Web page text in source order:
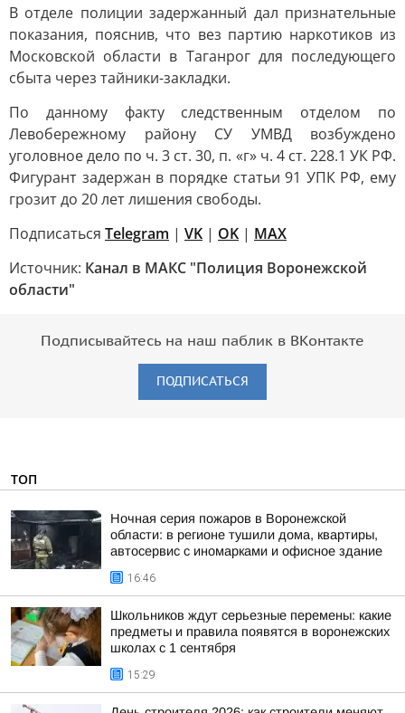
В отделе полиции задержанный дал признательные
показания, пояснив, что вез партию наркотиков из
Московской области в Таганрог для последующего
сбыта через тайники-закладки.
По данному факту следственным отделом по
Левобережному району СУ УМВД возбуждено
уголовное дело по ч. 3 ст. 30, п. «г» ч. 4 ст. 228.1 УК РФ.
Фигурант задержан в порядке статьи 91 УПК РФ, ему
грозит до 20 лет лишения свободы.
Подписаться Telegram | VK | OK | MAX
Источник: Канал в МАКС "Полиция Воронежской
области"
Подписывайтесь на наш паблик в ВКонтакте
ПОДПИСАТЬСЯ
ТОП
Ночная серия пожаров в Воронежской
области: в регионе тушили дома, квартиры,
автосервис с иномарками и офисное здание
16:46
Школьников ждут серьезные перемены: какие
предметы и правила появятся в воронежских
школах с 1 сентября
15:29